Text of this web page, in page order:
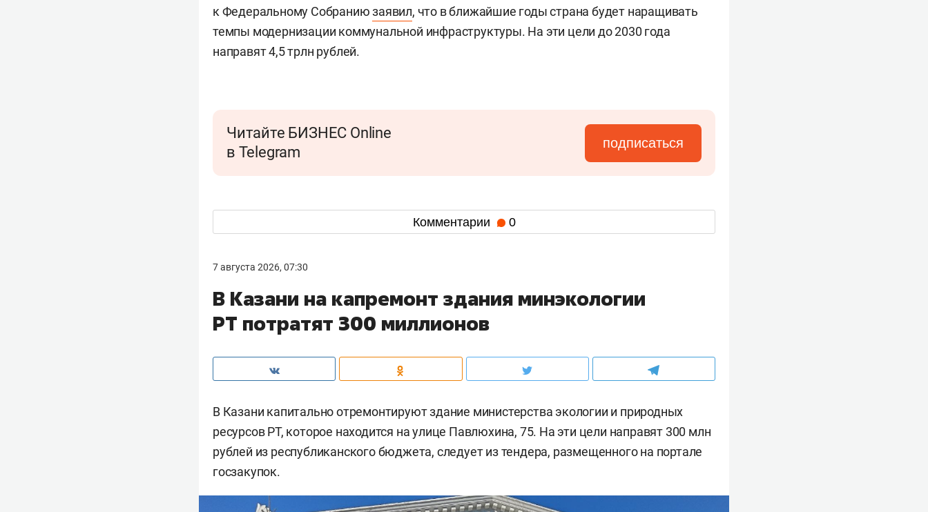
к Федеральному Собраниюзаявил, что в ближайшие годы страна будет наращивать
темпы модернизации коммунальной инфраструктуры. На эти цели до 2030 года
направят 4,5 трлн рублей.
Читайте БИЗНЕС Online
в Telegram
подписаться
Комментарии 0
7 августа 2026, 07:30
В Казани на капремонт здания минэкологии
РТ потратят 300 миллионов
В Казани капитально отремонтируют здание министерства экологии и природных
ресурсов РТ, которое находится на улице Павлюхина, 75. На эти цели направят 300 млн
рублей из республиканского бюджета, следует из тендера, размещенного на портале
госзакупок.